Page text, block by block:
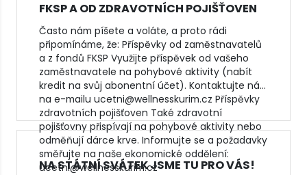
FKSP A OD ZDRAVOTNÍCH POJIŠŤOVEN
Často nám píšete a voláte, a proto rádi
připomínáme, že: Příspěvky od zaměstnavatelů
a z fondů FKSP Využijte příspěvek od vašeho
zaměstnavatele na pohybové aktivity (nabít
kredit na svůj abonentní účet). Kontaktujte nás
na e-mailu ucetni@wellnesskurim.cz Příspěvky
zdravotních pojišťoven Také zdravotní
pojišťovny přispívají na pohybové aktivity nebo
odměňují dárce krve. Informujte se a požadavky
směřujte na naše ekonomické oddělení:
ucetni@wellnesskurim.cz
NA STÁTNÍ SVÁTEK JSME TU PRO VÁS!